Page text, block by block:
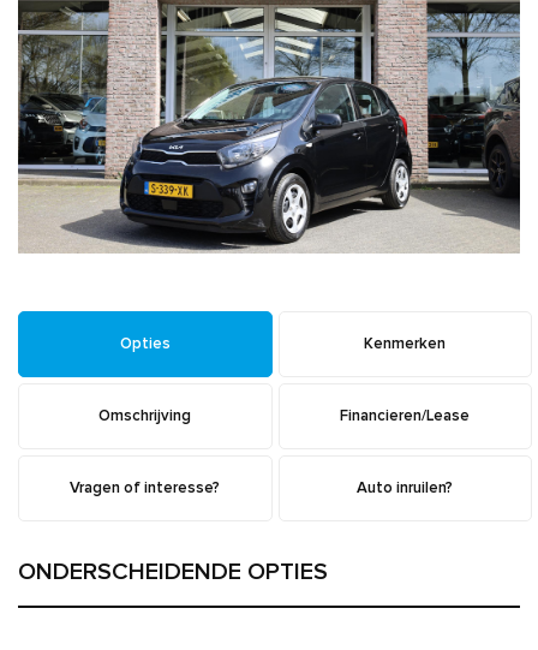
Opties Kenmerken
Omschrijving Financieren/Lease
Vragen of interesse? Auto inruilen?
ONDERSCHEIDENDE OPTIES